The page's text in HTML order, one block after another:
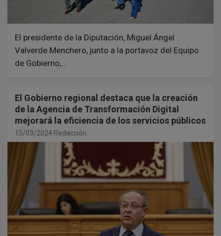
El presidente de la Diputación, Miguel Ángel
Valverde Menchero, junto a la portavoz del Equipo
de Gobierno,…
El Gobierno regional destaca que la creación
de la Agencia de Transformación Digital
mejorará la eficiencia de los servicios públicos
15/03/2024 Redacción